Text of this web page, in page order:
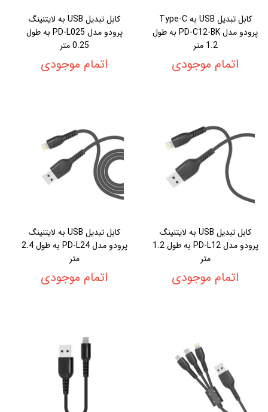
کابل تبدیل USB به Type-C
پرودو مدل PD-C12-BK به طول
1.2 متر
اتمام موجودی
کابل تبدیل USB به لایتنینگ
پرودو مدل PD-L025 به طول
0.25 متر
اتمام موجودی
کابل تبدیل USB به لایتنینگ
پرودو مدل PD-L12 به طول 1.2
متر
اتمام موجودی
کابل تبدیل USB به لایتنینگ
پرودو مدل PD-L24 به طول 2.4
متر
اتمام موجودی